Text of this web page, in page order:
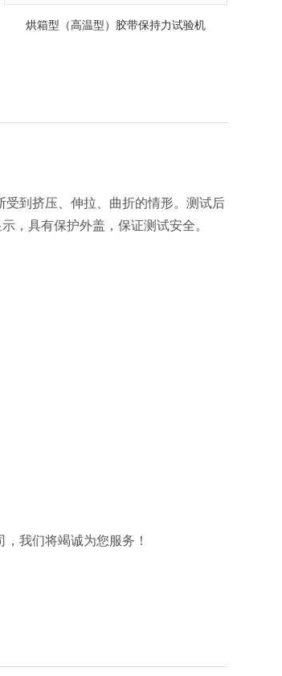
烘箱型（高温型）胶带保持力试验机
到挤压、伸拉、曲折的情形。测试后
，具有保护外盖，保证测试安全。
我们将竭诚为您服务！